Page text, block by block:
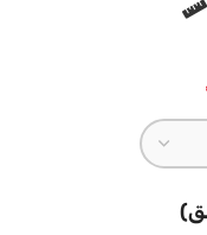
تأتي العباية مع طرحه
العباية. ارتديها بثقة